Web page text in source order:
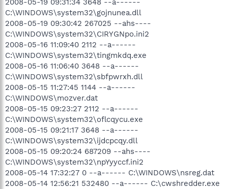
2008-05-19 09:31:34 3648 --a------
C:\WINDOWS\system32\gojnunea.dll
2008-05-19 09:30:42 267025 --ahs----
C:\WINDOWS\system32\CIRYGNpo.ini2
2008-05-16 11:09:40 2112 --a------
C:\WINDOWS\system32\tingmkdq.exe
2008-05-16 11:06:40 3648 --a------
C:\WINDOWS\system32\sbfpwrxh.dll
2008-05-15 11:27:45 1144 --a------
C:\WINDOWS\mozver.dat
2008-05-15 09:23:27 2112 --a------
C:\WINDOWS\system32\oflcqycu.exe
2008-05-15 09:21:17 3648 --a------
C:\WINDOWS\system32\ijdcpcqy.dll
2008-05-15 09:20:24 687209 --ahs----
C:\WINDOWS\system32\npYyyccf.ini2
2008-05-14 17:32:27 0 --a------ C:\WINDOWS\nsreg.dat
2008-05-14 12:56:21 532480 --a------ C:\cwshredder.exe